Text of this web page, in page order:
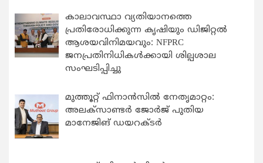
കാലാവസ്ഥാ വ്യതിയാനത്തെ
പ്രതിരോധിക്കുന്ന കൃഷിയും ഡിജിറ്റൽ
ആശയവിനിമയവും: NFPRC
ജനപ്രതിനിധികൾക്കായി ശില്പശാല
സംഘടിപ്പിച്ചു
മുത്തൂറ്റ് ഫിനാൻസിൽ നേതൃമാറ്റം:
അലക്സാണ്ടർ ജോർജ് പുതിയ
മാനേജിങ് ഡയറക്ടർ